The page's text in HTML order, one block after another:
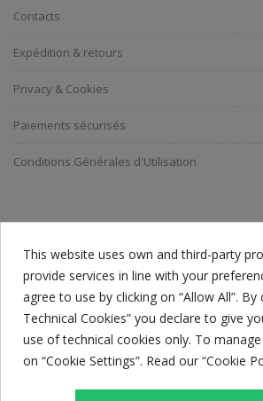
Contacts
Expédition & retours
Privacy & Cookies
Paiements sécurisés
Conditions Générales d'Utilisation
ABONNEZ-VOUS A LA NEWSLETTER
Everyone has a choice. I pick my choice,
This website uses own and third-party
provide services in line with your
agree to use by clicking on “Allow All”. By
Technical Cookies” you declare to give
use of technical cookies only. To
on “Cookie Settings”. Read our “Cookie